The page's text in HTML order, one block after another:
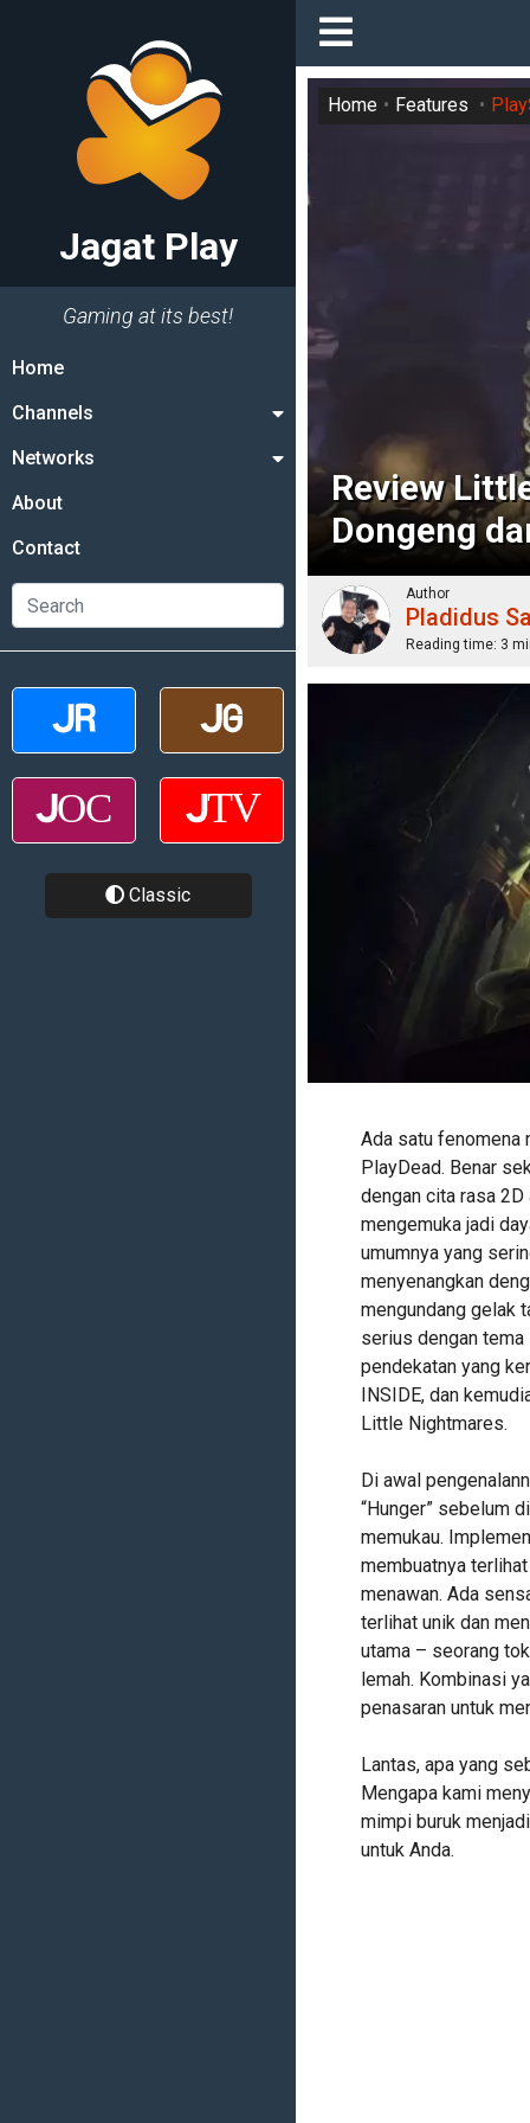
Jagat Play
Gaming at its best!
Home
Channels
Networks
About
Contact
Classic
Review
Dongeng
Home Features
Author
Pladidus
Reading time: 3
Ada satu fenomena
PlayDead. Benar
dengan cita rasa
mengemuka jadi
umumnya yang
menyenangkan
mengundang gelak
serius dengan
pendekatan yang
INSIDE, dan
Little Nightmares.
Di awal
“Hunger” sebelum
memukau.
membuatnya
menawan. Ada
terlihat unik dan
utama – seorang
lemah. Kombinasi
penasaran untuk
Lantas, apa yang
Mengapa kami
mimpi buruk
untuk Anda.